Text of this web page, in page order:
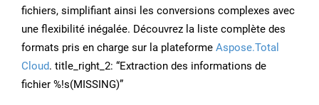
fichiers, simplifiant ainsi les conversions complexes avec
une flexibilité inégalée. Découvrez la liste complète des
formats pris en charge sur la plateforme Aspose.Total
Cloud. title_right_2: “Extraction des informations de
fichier %!s(MISSING)”